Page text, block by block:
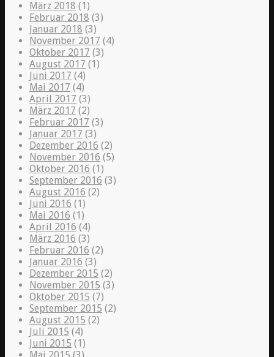
März 2018 (1)
Februar 2018 (3)
Januar 2018 (3)
November 2017 (4)
Oktober 2017 (3)
August 2017 (1)
Juni 2017 (4)
Mai 2017 (4)
April 2017 (3)
März 2017 (2)
Februar 2017 (3)
Januar 2017 (3)
Dezember 2016 (2)
November 2016 (5)
Oktober 2016 (1)
September 2016 (3)
August 2016 (2)
Juni 2016 (1)
Mai 2016 (1)
April 2016 (4)
März 2016 (3)
Februar 2016 (2)
Januar 2016 (3)
Dezember 2015 (2)
November 2015 (3)
Oktober 2015 (7)
September 2015 (2)
August 2015 (2)
Juli 2015 (4)
Juni 2015 (1)
Mai 2015 (3)